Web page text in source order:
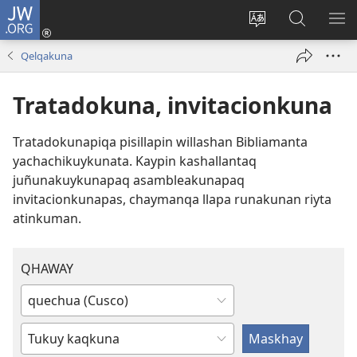
JW.ORG
Direccionpi
Sutiykiwan
jaykuy
ventana)
JW.ORG
nisqapi
maskhay
Qelqakuna
Tratadokuna, invitacionkuna
Tratadokunapiqa pisillapin willashan Bibliamanta
yachachikuykunata. Kaypin kashallantaq
juñunakuykunapaq asambleakunapaq
invitacionkunapas, chaymanqa llapa runakunan riyta
atinkuman.
QHAWAY
Juj
simita
ajllay
Hukta